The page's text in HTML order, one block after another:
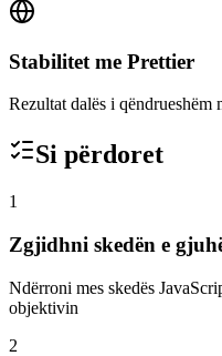
Stabilitet me Prettier
Rezultat dalës i
Si përdoret
1
Zgjidhni skedën e
Ndërroni mes skedës
objektivin
2